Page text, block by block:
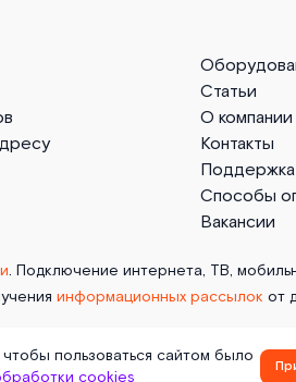
Статьи
О компании
Контакты
Поддержка
Способы
Вакансии
. Подключение интернета, ТВ,
информационных рассылок от
пользоваться сайтом было
cookies